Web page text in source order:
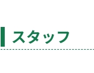
スタッフ